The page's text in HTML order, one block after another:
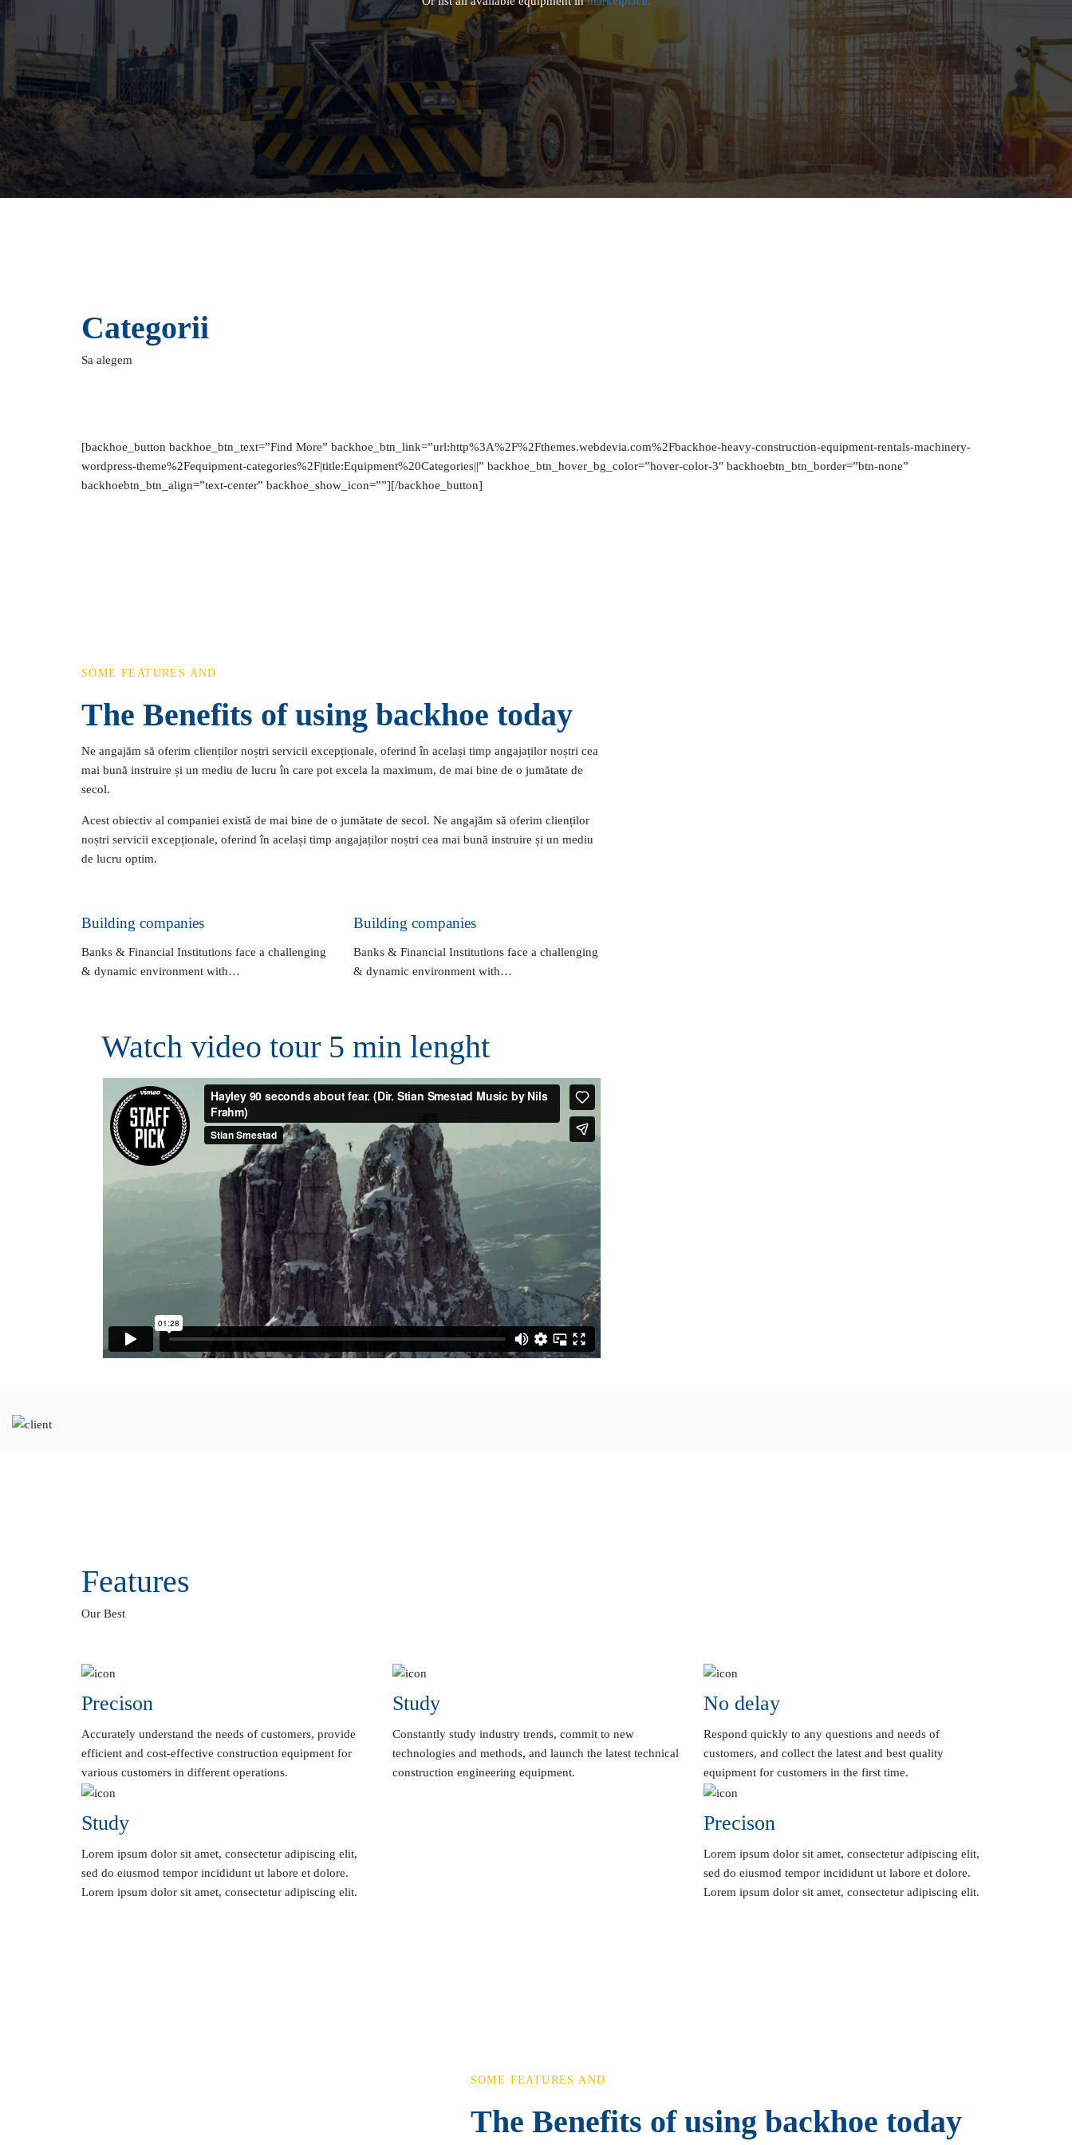
Categorii
Sa alegem
[backhoe_button backhoe_btn_text=”Find More” backhoe_btn_link=”url:http%3A%2F%2Fthemes.webdevia.com%2Fbackhoe-heavy-construction-equipment-rentals-machinery-
wordpress-theme%2Fequipment-categories%2F|title:Equipment%20Categories||” backhoe_btn_hover_bg_color=”hover-color-3″ backhoebtn_btn_border=”btn-none”
backhoebtn_btn_align=”text-center” backhoe_show_icon=””][/backhoe_button]
SOME FEATURES AND
The Benefits of using backhoe today
Ne angajăm să oferim clienților noștri servicii excepționale, oferind în același timp angajaților noștri cea
mai bună instruire și un mediu de lucru în care pot excela la maximum, de mai bine de o jumătate de
secol.
Acest obiectiv al companiei există de mai bine de o jumătate de secol. Ne angajăm să oferim clienților
noștri servicii excepționale, oferind în același timp angajaților noștri cea mai bună instruire și un mediu
de lucru optim.
Building companies
Banks & Financial Institutions face a challenging
& dynamic environment with…
Building companies
Banks & Financial Institutions face a challenging
& dynamic environment with…
Watch video tour 5 min lenght
Features
Our Best
Precison
Accurately understand the needs of customers, provide
efficient and cost-effective construction equipment for
various customers in different operations.
Study
Constantly study industry trends, commit to new
technologies and methods, and launch the latest technical
construction engineering equipment.
No delay
Respond quickly to any questions and needs of
customers, and collect the latest and best quality
equipment for customers in the first time.
Study
Lorem ipsum dolor sit amet, consectetur adipiscing elit,
sed do eiusmod tempor incididunt ut labore et dolore.
Lorem ipsum dolor sit amet, consectetur adipiscing elit.
Precison
Lorem ipsum dolor sit amet, consectetur adipiscing elit,
sed do eiusmod tempor incididunt ut labore et dolore.
Lorem ipsum dolor sit amet, consectetur adipiscing elit.
SOME FEATURES AND
The Benefits of using backhoe today